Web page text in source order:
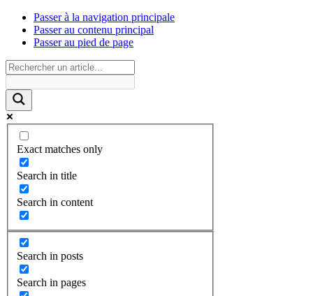
Passer à la navigation principale
Passer au contenu principal
Passer au pied de page
Exact matches only
Search in title
Search in content
Search in posts
Search in pages